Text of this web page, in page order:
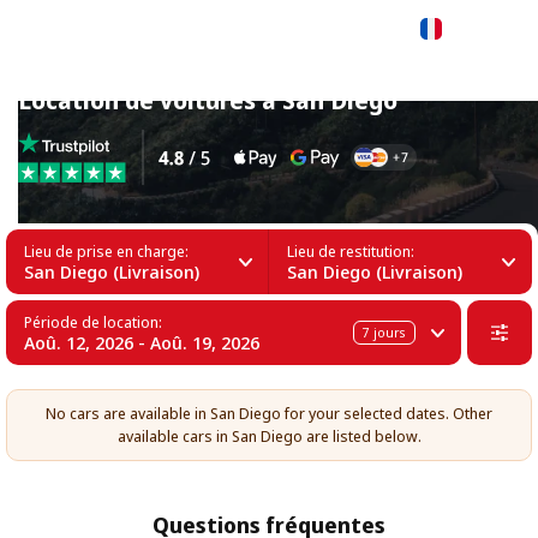
Location de voitures à San Diego
Lieu de prise en charge:
San Diego (Livraison)
Lieu de restitution:
San Diego (Livraison)
Période de location:
Aoû. 12, 2026 - Aoû. 19, 2026 7 jours
No cars are available in San Diego for your selected dates. Other
available cars in San Diego are listed below.
Questions fréquentes